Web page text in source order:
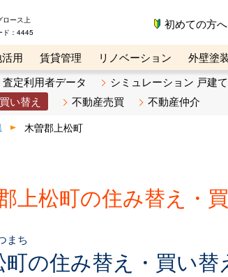
ロース上
：4445
初めての方へ
用 賃貸管理 リノベーション 外壁塗
リビンマガジンBiz 不動産売却ご相談デスク
査定利用者データ
シミュレーション 戸建て
い替え 不動産売買 不動産仲介
木曽郡上松町
上松町の住み替え・
町
まち
の住み替え・買い替